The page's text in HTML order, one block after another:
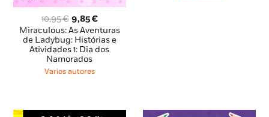
10,95€ O
preço
original
era:
10,95 €.
9,85€O
preço
atual
é:
Miraculous: As Aventuras
de Ladybug: Histórias e
Atividades 1: Dia dos
Namorados
Varios autores